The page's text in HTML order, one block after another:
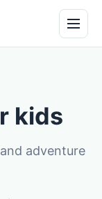
kids
adventure